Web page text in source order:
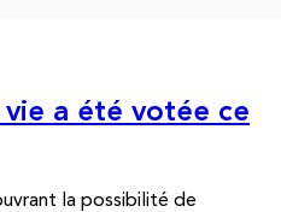
a été votée ce
la possibilité de